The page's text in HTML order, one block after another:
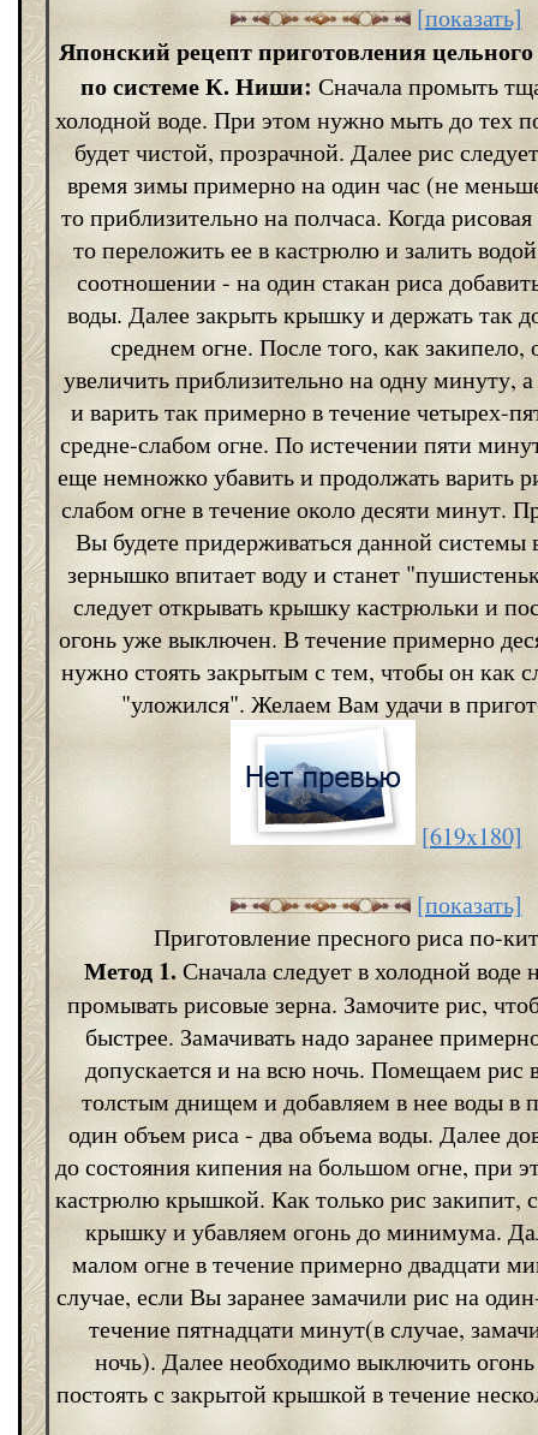
[показать]
Японский рецепт приготовления цельного
по системе К. Ниши: Сначала промыть
холодной воде. При этом нужно мыть до тех
будет чистой, прозрачной. Далее рис
время зимы примерно на один час (не
то приблизительно на полчаса. Когда
то переложить ее в кастрюлю и залить
соотношении - на один стакан риса
воды. Далее закрыть крышку и держать так
среднем огне. После того, как закипело,
увеличить приблизительно на одну минуту,
и варить так примерно в течение четырех-
средне-слабом огне. По истечении пяти
еще немножко убавить и продолжать варить
слабом огне в течение около десяти минут.
Вы будете придерживаться данной системы
зернышко впитает воду и станет
следует открывать крышку кастрюльки и
огонь уже выключен. В течение примерно
нужно стоять закрытым с тем, чтобы он как
"уложился". Желаем Вам удачи в
[619x180]
[показать]
Приготовление пресного риса по-
Метод 1.Сначала следует в холодной воде
промывать рисовые зерна. Замочите рис,
быстрее. Замачивать надо заранее
допускается и на всю ночь. Помещаем рис
толстым днищем и добавляем в нее воды в
один объем риса - два объема воды. Далее
до состояния кипения на большом огне, при
кастрюлю крышкой. Как только рис закипит,
крышку и убавляем огонь до минимума.
малом огне в течение примерно двадцати
случае, если Вы заранее замачили рис на
течение пятнадцати минут(в случае,
ночь). Далее необходимо выключить
постоять с закрытой крышкой в течение